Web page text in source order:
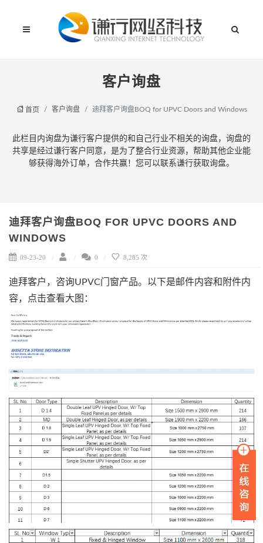
客户询盘
首页 客户询盘 迪拜客户询盘BOQ for UPVC Doors and Windows
此栏目内询盘为谦行客户提供的和自己行业不相关的询盘，询盘的
共享是经过谦行客户同意，是为了整合行业资源，帮助其他企业能
够获得海外订单，合作共赢！您可以联系谦行获取询盘。
迪拜客户询盘BOQ FOR UPVC DOORS AND
WINDOWS
09-23-20 0 8,285 次
迪拜客户，咨询UPVC门窗产品。以下是邮件内容和附件内
容，点击查看大图：